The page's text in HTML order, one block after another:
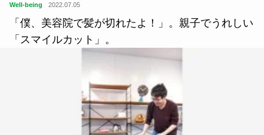
Well-being 2022.07.05
「僕、美容院で髪が切れたよ！」。親子でうれしい
「スマイルカット」。